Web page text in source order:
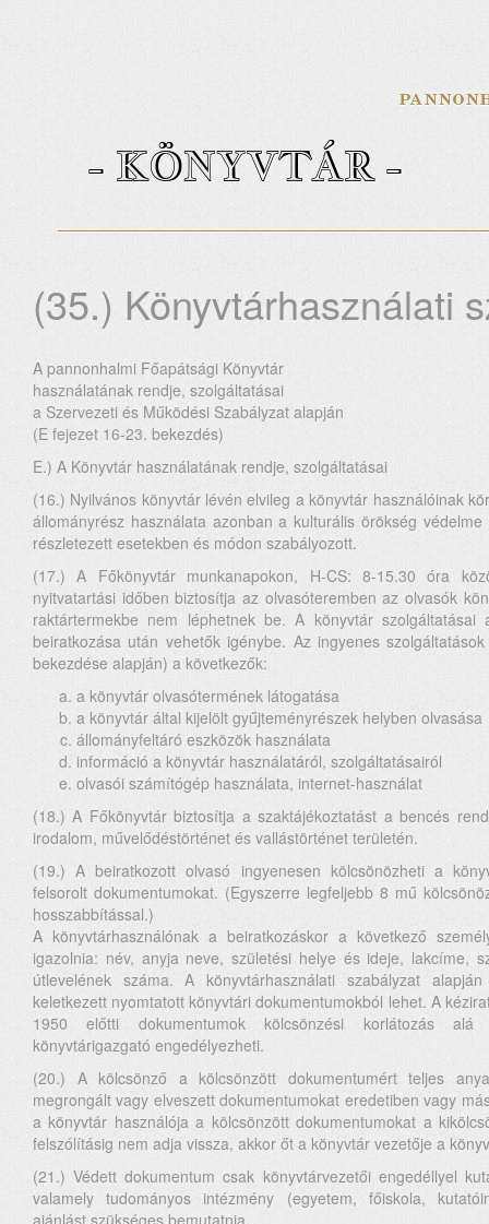
- KÖNYVTÁR -
(35.) Könyvtárhasználati
A pannonhalmi Főapátsági Könyvtár
használatának rendje, szolgáltatásai
a Szervezeti és Működési Szabályzat alapján
(E fejezet 16-23. bekezdés)
E.) A Könyvtár használatának rendje, szolgáltatásai
(16.) Nyilvános könyvtár lévén elvileg a könyvtár használóinak
állományrész használata azonban a kulturális örökség
részletezett esetekben és módon szabályozott.
(17.) A Főkönyvtár munkanapokon, H-CS: 8-15.30 óra
nyitvatartási időben biztosítja az olvasóteremben az olvasók
raktártermekbe nem léphetnek be. A könyvtár szolgáltatásai
beiratkozása után vehetők igénybe. Az ingyenes
bekezdése alapján) a következők:
a könyvtár olvasótermének látogatása
a könyvtár által kijelölt gyűjteményrészek helyben olvasása
állományfeltáró eszközök használata
információ a könyvtár használatáról, szolgáltatásairól
olvasói számítógép használata, internet-használat
(18.) A Főkönyvtár biztosítja a szaktájékoztatást a bencés
irodalom, művelődéstörténet és vallástörténet területén.
(19.) A beiratkozott olvasó ingyenesen kölcsönözheti a
felsorolt dokumentumokat. (Egyszerre legfeljebb 8 mű
hosszabbítással.)
A könyvtárhasználónak a beiratkozáskor a következő
igazolnia: név, anyja neve, születési helye és ideje, lakcíme,
útlevelének száma. A könyvtárhasználati szabályzat
keletkezett nyomtatott könyvtári dokumentumokból lehet. A
1950 előtti dokumentumok kölcsönzési korlátozás alá
könyvtárigazgató engedélyezheti.
(20.) A kölcsönző a kölcsönzött dokumentumért teljes
megrongált vagy elveszett dokumentumokat eredetiben vagy
a könyvtár használója a kölcsönzött dokumentumokat a
felszólításig nem adja vissza, akkor őt a könyvtár vezetője a
(21.) Védett dokumentum csak könyvtárvezetői engedéllyel
valamely tudományos intézmény (egyetem, főiskola,
ajánlást szükséges bemutatnia.